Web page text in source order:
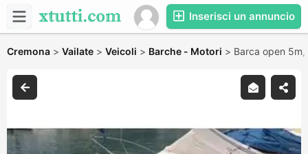
Inserisci un annuncio
Cremona > Vailate > Veicoli > Barche - Motori > Barca open 5m,